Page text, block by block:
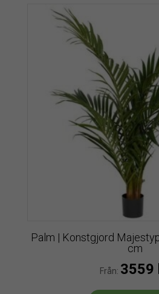
Palm | Konstgjord
cm
Från: 3559